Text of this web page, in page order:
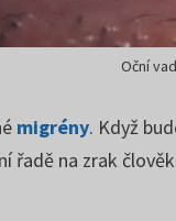
Oční
migrény. Když
řadě na zrak